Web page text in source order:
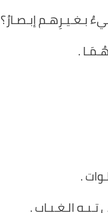
بـغـيـرِهـم إبـصـارُ؟
.
.
الـغـيـاب .